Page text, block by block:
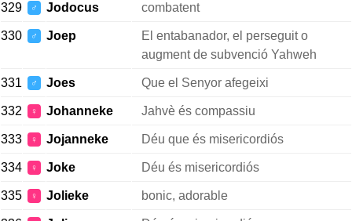
329 ♂ Jodocus combatent
330 ♂ Joep
El entabanador, el perseguit o
augment de subvenció Yahweh
331 ♂ Joes Que el Senyor afegeixi
332 ♀ Johanneke Jahvè és compassiu
333 ♀ Jojanneke Déu que és misericordiós
334 ♀ Joke Déu és misericordiós
335 ♀ Jolieke bonic, adorable